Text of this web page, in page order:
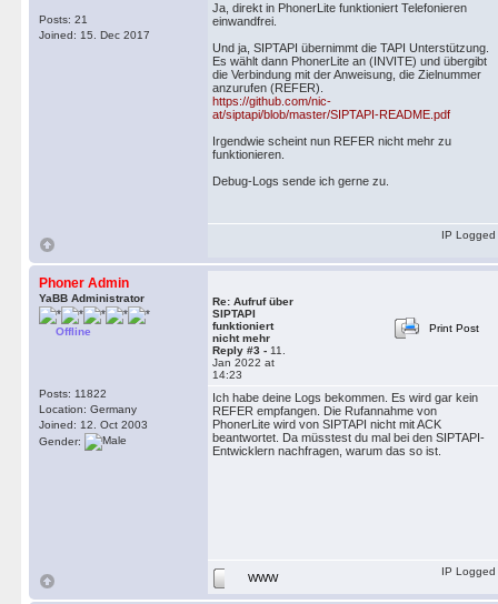
Posts: 21
Joined: 15. Dec 2017
Ja, direkt in PhonerLite funktioniert Telefonieren
einwandfrei.
Und ja, SIPTAPI übernimmt die TAPI Unterstützung.
Es wählt dann PhonerLite an (INVITE) und übergibt
die Verbindung mit der Anweisung, die Zielnummer
anzurufen (REFER).
https://github.com/nic-
at/siptapi/blob/master/SIPTAPI-README.pdf
Irgendwie scheint nun REFER nicht mehr zu
funktionieren.
Debug-Logs sende ich gerne zu.
IP Logged
Phoner Admin
YaBB Administrator
Offline
Posts: 11822
Location: Germany
Joined: 12. Oct 2003
Gender:
Re: Aufruf über
SIPTAPI
funktioniert
nicht mehr
Reply #3 - 11.
Jan 2022 at
14:23
Print Post
Ich habe deine Logs bekommen. Es wird gar kein
REFER empfangen. Die Rufannahme von
PhonerLite wird von SIPTAPI nicht mit ACK
beantwortet. Da müsstest du mal bei den SIPTAPI-
Entwicklern nachfragen, warum das so ist.
WWW
IP Logged